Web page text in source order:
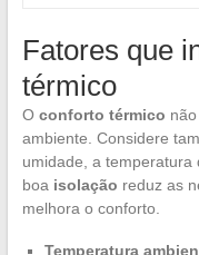
Fatores que
térmico
O conforto térmico
ambiente. Considere
umidade, a temperatura
boa isolação reduz as
melhora o conforto.
Temperatura